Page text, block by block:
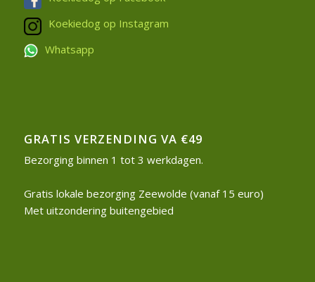
Koekiedog op Instagram
Whatsapp
GRATIS VERZENDING VA €49
Bezorging binnen 1 tot 3 werkdagen.
Gratis lokale bezorging Zeewolde (vanaf 15 euro)
Met uitzondering buitengebied